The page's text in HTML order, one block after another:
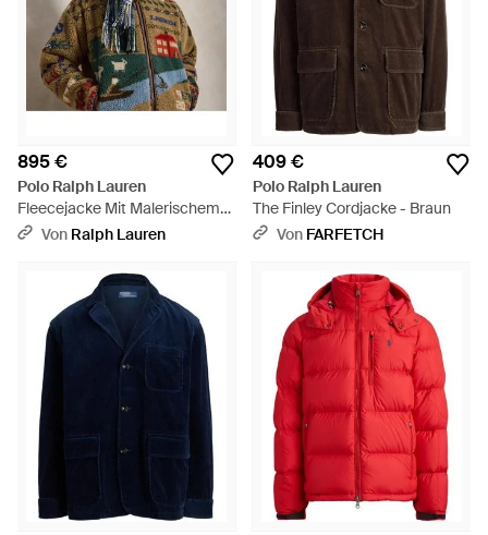
895 €
Polo Ralph Lauren
Fleecejacke Mit Malerischem
Motiv - Grün
Von Ralph Lauren
409 €
Polo Ralph Lauren
The Finley Cordjacke - Braun
Von FARFETCH